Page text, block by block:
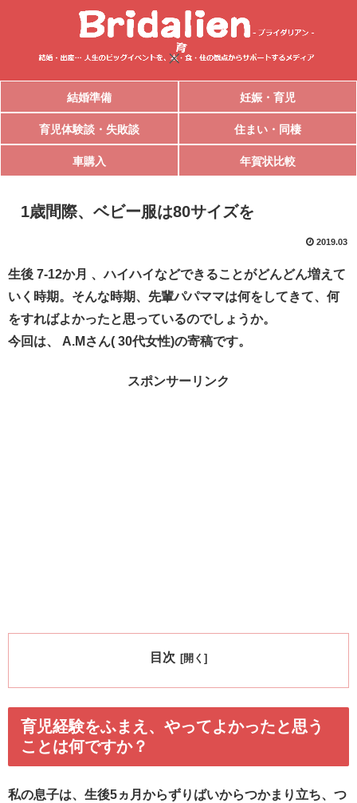
結婚準備 妊娠・育児
育児体験談・失敗談 住まい・同棲
車購入 年賀状比較
1歳間際、ベビー服は80サイズを
2019.03
生後 7-12か月 、ハイハイなどできることがどんどん増えて
いく時期。そんな時期、先輩パパママは何をしてきて、何
をすればよかったと思っているのでしょうか。
今回は、 A.Mさん( 30代女性)の寄稿です。
スポンサーリンク
目次
育児経験をふまえ、やってよかったと思う
ことは何ですか？
私の息子は、生後5ヵ月からずりばいからつかまり立ち、つ